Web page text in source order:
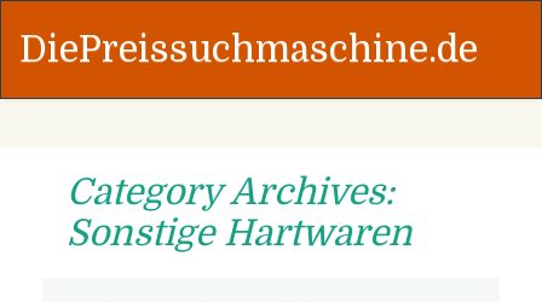
DiePreissuchmaschine.de
Category Archives:
Sonstige Hartwaren